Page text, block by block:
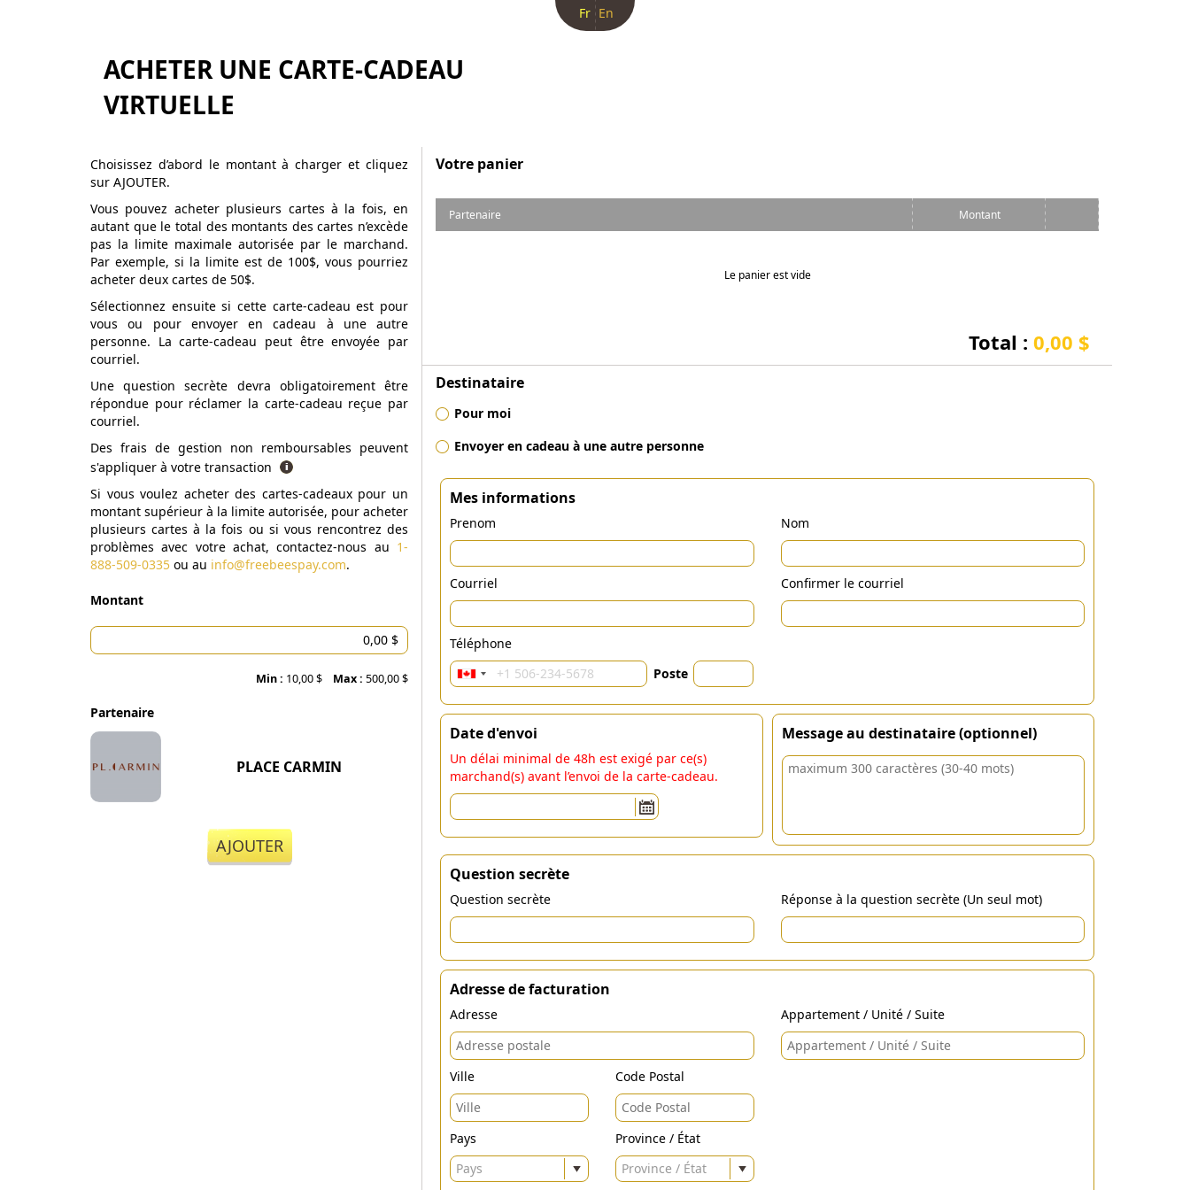
Fr En
ACHETER UNE CARTE-CADEAU
VIRTUELLE
Choisissez d’abord le montant à charger et cliquez
sur AJOUTER.
Vous pouvez acheter plusieurs cartes à la fois, en
autant que le total des montants des cartes n’excède
pas la limite maximale autorisée par le marchand.
Par exemple, si la limite est de 100$, vous pourriez
acheter deux cartes de 50$.
Sélectionnez ensuite si cette carte-cadeau est pour
vous ou pour envoyer en cadeau à une autre
personne. La carte-cadeau peut être envoyée par
courriel.
Une question secrète devra obligatoirement être
répondue pour réclamer la carte-cadeau reçue par
courriel.
Des frais de gestion non remboursables peuvent
s'appliquer à votre transaction
Si vous voulez acheter des cartes-cadeaux pour un
montant supérieur à la limite autorisée, pour acheter
plusieurs cartes à la fois ou si vous rencontrez des
problèmes avec votre achat, contactez-nous au 1-
888-509-0335 ou au info@freebeespay.com.
Montant
Min : 10,00 $ Max : 500,00 $
Partenaire
PLACE CARMIN
AJOUTER
Votre panier
Partenaire Montant
Le panier est vide
Total : 0,00 $
Destinataire
Pour moi
Envoyer en cadeau à une autre personne
Mes informations
Prenom Nom
Courriel Confirmer le courriel
Téléphone
Poste
Date d'envoi
Un délai minimal de 48h est exigé par ce(s)
marchand(s) avant l’envoi de la carte-cadeau.
Message au destinataire (optionnel)
Question secrète
Question secrète Réponse à la question secrète (Un seul mot)
Adresse de facturation
Adresse Appartement / Unité / Suite
Ville Code Postal
Pays
Pays
Province / État
Province / État